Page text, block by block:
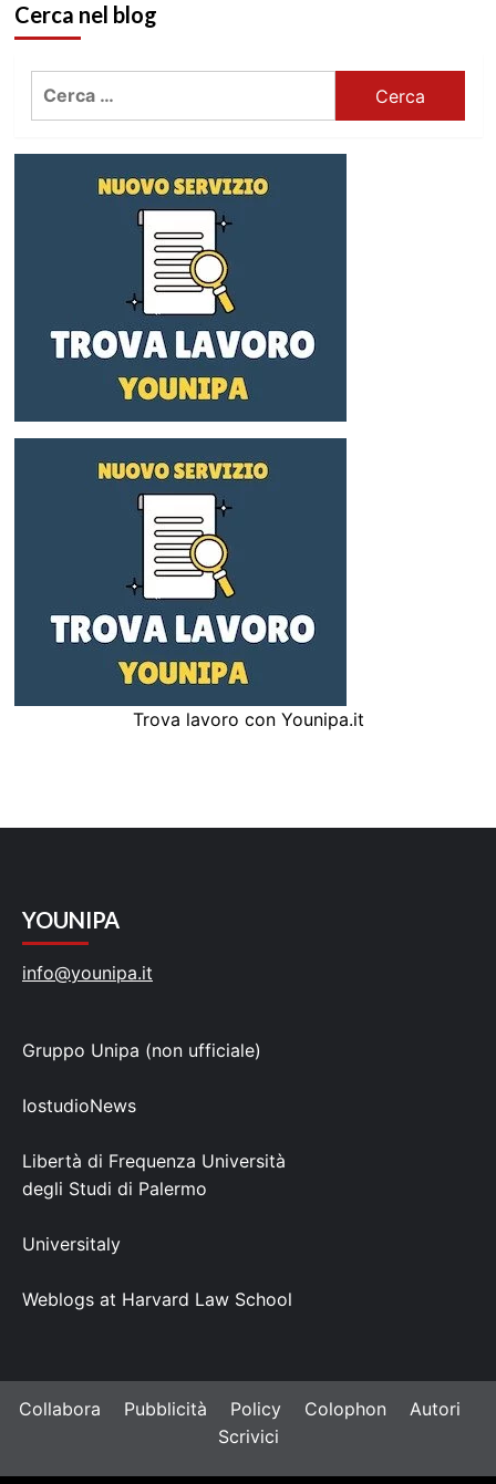
Cerca nel blog
Ricerca
Trova lavoro con Younipa.it
YOUNIPA
info@younipa.it
Gruppo Unipa (non ufficiale)
IostudioNews
Libertà di Frequenza Università
degli Studi di Palermo
Universitaly
Weblogs at Harvard Law School
Collabora Pubblicità Policy Colophon
Autori
Scrivici